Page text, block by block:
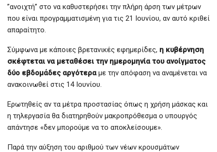
”ανοιχτή” στο να καθυστερήσει την πλήρη άρση των μέτρων
που είναι προγραμματισμένη για τις 21 Ιουνίου, αν αυτό κριθεί
απαραίτητο.
Σύμφωνα με κάποιες βρετανικές εφημερίδες, η κυβέρνηση
σκέφτεται να μεταθέσει την ημερομηνία του ανοίγματος
δύο εβδομάδες αργότεραμε την απόφαση να αναμένεται να
ανακοινωθεί στις 14 Ιουνίου.
Ερωτηθείς αν τα μέτρα προστασίας όπως η χρήση μάσκας και
η τηλεργασία θα διατηρηθούν μακροπρόθεσμα ο υπουργός
απάντησε «δεν μπορούμε να το αποκλείσουμε».
Παρά την αύξηση του αριθμού των νέων κρουσμάτων